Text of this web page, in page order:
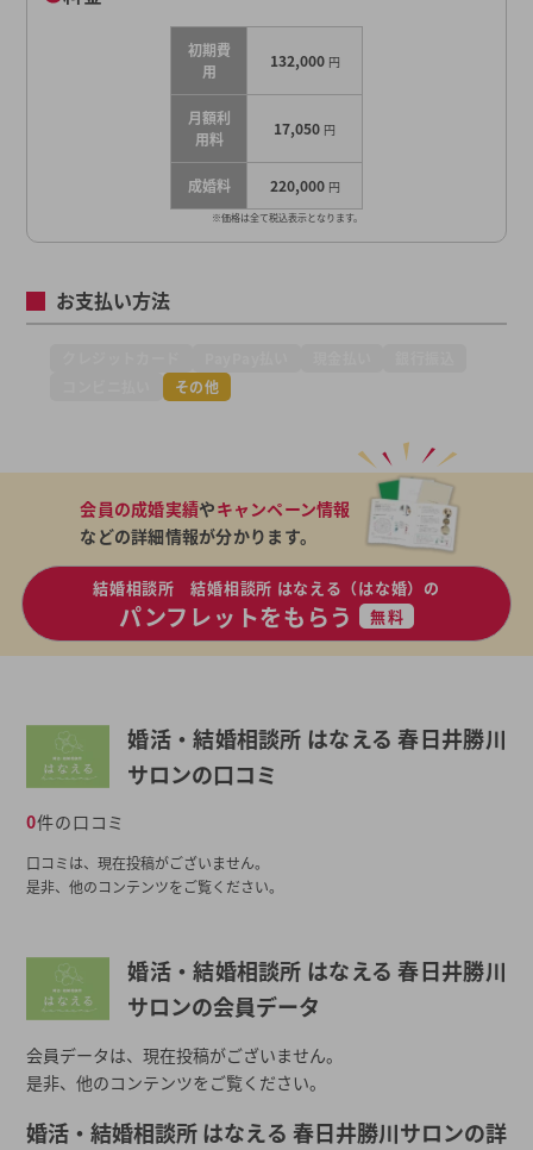
初期費
用
132,000 円
月額利
用料
17,050 円
成婚料 220,000 円
※価格は全て税込表示となります。
お支払い方法
その他
会員の成婚実績やキャンペーン情報
などの詳細情報が分かります。
結婚相談所 結婚相談所 はなえる（はな婚）の
パンフレットをもらう 無料
婚活・結婚相談所 はなえる 春日井勝川
サロンの口コミ
0件の口コミ
口コミは、現在投稿がございません。
是非、他のコンテンツをご覧ください。
婚活・結婚相談所 はなえる 春日井勝川
サロンの会員データ
会員データは、現在投稿がございません。
是非、他のコンテンツをご覧ください。
婚活・結婚相談所 はなえる 春日井勝川サロンの詳